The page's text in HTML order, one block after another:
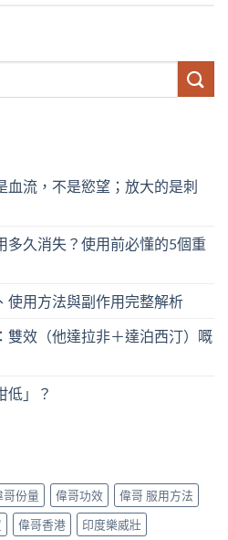
血流，不是慾望；放大的是刺
多久消失？使用前必懂的5個重
使用方法與副作用完整解析
雙效（他達拉非＋達泊西汀）嘅
低」？
哥份量 偉哥功效
偉哥 服用方法
偉哥香港 印度樂威壯